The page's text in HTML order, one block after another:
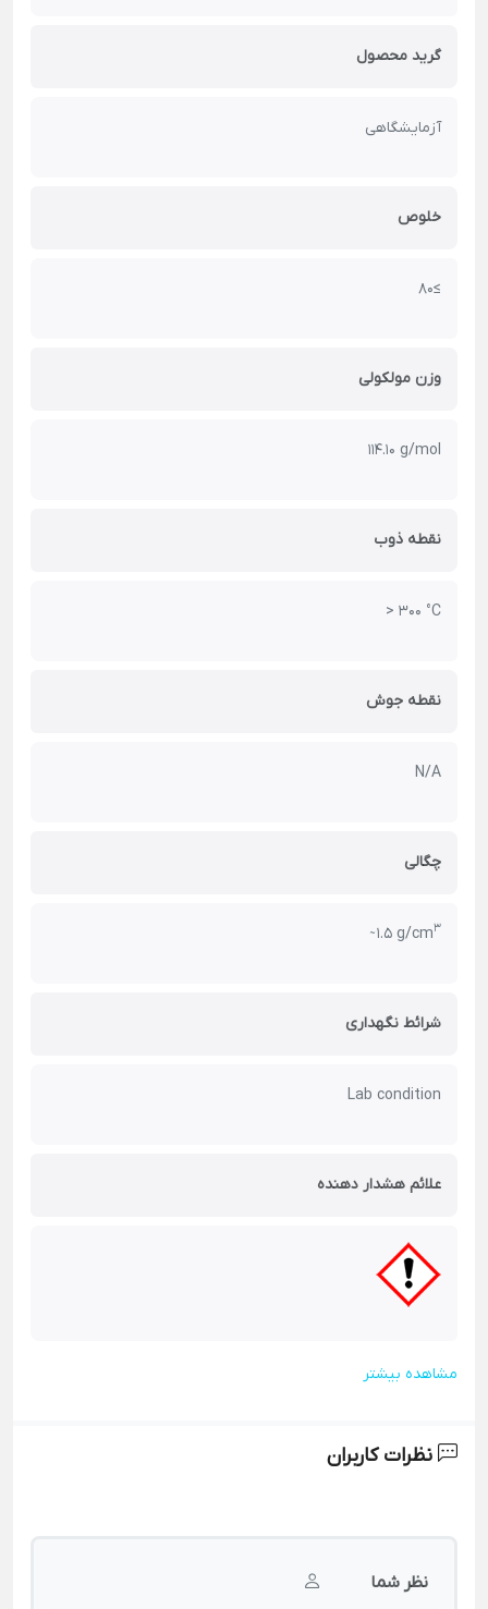
گرید محصول
آزمایشگاهی
خلوص
≥80
وزن مولکولی
114.10 g/mol
نقطه ذوب
> 300 °C
نقطه جوش
N/A
چگالی
̴ 1.5 g/cm3
شرائط نگهداری
Lab condition
علائم هشدار دهنده
مشاهده بیشتر
نظرات کاربران
نظر شما